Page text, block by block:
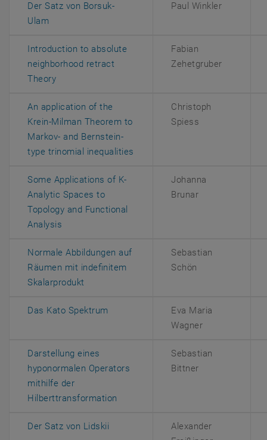
Der Satz von Borsuk-
Ulam, öffnet eine externe URL in einem neuen Fenster
Paul Winkler
Introduction to absolute
neighborhood retract
Theory, öffnet eine externe URL in einem neuen Fenster
Fabian
Zehetgruber
An application of the
Krein-Milman Theorem to
Markov- and Bernstein-
type trinomial inequalities
Christoph
Spiess
Some Applications of K-
Analytic Spaces to
Topology and Functional
Analysis
Johanna
Brunar
Normale Abbildungen auf
Räumen mit indefinitem
Skalarprodukt
Sebastian
Schön
Das Kato Spektrum, öffnet eine externe URL in einem
Eva Maria
Wagner
Darstellung eines
hyponormalen Operators
mithilfe der
Hilberttransformation
Sebastian
Bittner
Der Satz von Lidskii , öffnet eine externe URL in einem
Alexander